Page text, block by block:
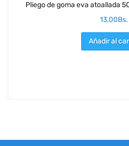
Pliego de goma eva atoallada
13,00Bs.
Añadir al